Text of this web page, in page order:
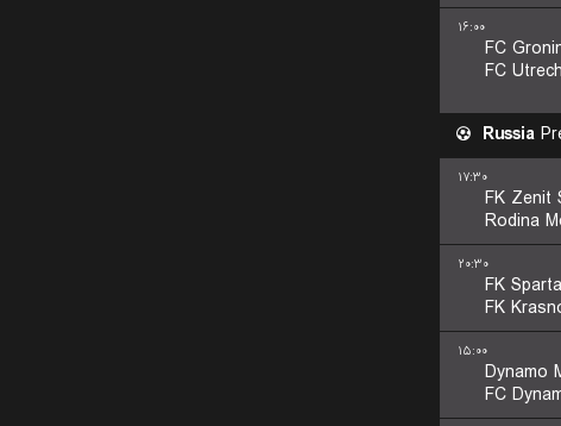
۱۶:۰۰
FC
FC
Russia
۱۷:۳۰
FK Zenit
Rodina
۲۰:۳۰
FK
FK
۱۵:۰۰
Dynamo
FC